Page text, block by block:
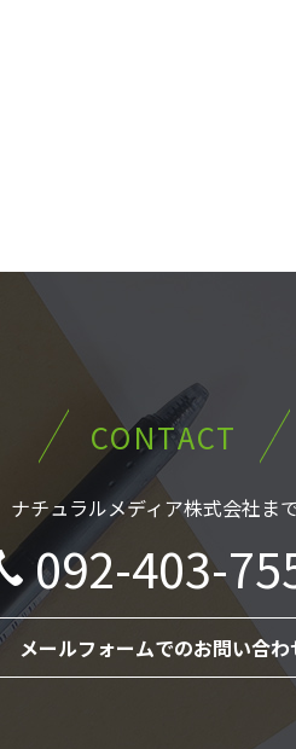
CONTACT
ナチュラルメディア株式会社ま
092-403-
メールフォームでのお問い合わ